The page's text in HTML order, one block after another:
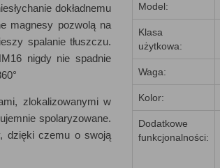
dokładnemu
magnesy pozwolą na
spalanie tłuszczu.
nigdy nie spadnie
zlokalizowanymi w
spolaryzowane.
dzięki czemu o swoją
Model:
Klasa
użytkowa:
Waga:
Kolor:
Dodatkowe
funkcjonalności: